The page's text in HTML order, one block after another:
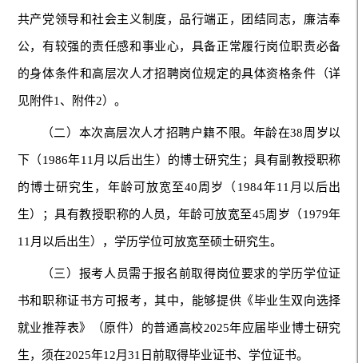
共产党领导和社会主义制度，品行端正，团结同志，廉洁奉
公，有较强的责任感和事业心，具备正常履行岗位职责必备
的身体条件和高层次人才招聘岗位规定的具体资格条件（详
见附件1、附件2）。
（二）本次高层次人才招聘户籍不限。年龄在38周岁以
下（1986年11月以后出生）的博士研究生；具有副教授职称
的博士研究生，年龄可放宽至40周岁（1984年11月以后出
生）；具有教授职称的人员，年龄可放宽至45周岁（1979年
11月以后出生），学历学位可放宽至硕士研究生。
（三）报考人员需于报名前取得岗位要求的学历学位证
书和职称证书方可报考，其中，能够提供《毕业生双向选择
就业推荐表》（原件）的普通高校2025年应届毕业博士研究
生，须在2025年12月31日前取得毕业证书、学位证书。